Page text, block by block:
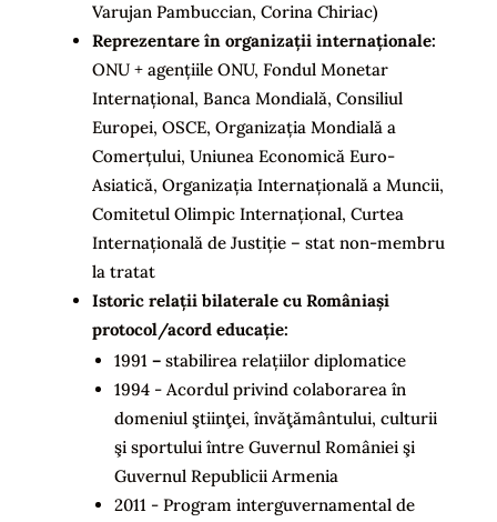
Varujan Pambuccian, Corina Chiriac)
Reprezentare în organizații internaționale:
ONU + agențiile ONU, Fondul Monetar
Internațional, Banca Mondială, Consiliul
Europei, OSCE, Organizația Mondială a
Comerțului, Uniunea Economică Euro-
Asiatică, Organizația Internațională a Muncii,
Comitetul Olimpic Internațional, Curtea
Internațională de Justiție – stat non-membru
la tratat
Istoric relații bilaterale cu Româniași
protocol/acord educație:
1991– stabilirea relațiilor diplomatice
1994 - Acordul privind colaborarea în
domeniul ştiinţei, învăţământului, culturii
şi sportului între Guvernul României şi
Guvernul Republicii Armenia
2011 - Program interguvernamental de